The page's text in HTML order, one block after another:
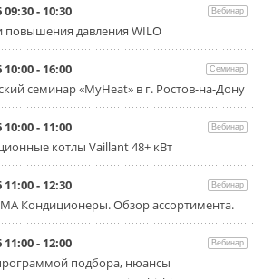
«РУСКЛИМАТ Fest 2026» в Уфе
собрал свыше 700 профи
климатической отрасли
Организатором выступил торгово-
производственный холдинг ...
3 АВГУСТА 2026
«Датарк» испытал модульный
ЦОД с плотностью 54 кВт на
стойку
Испытания прошли на собственной
производственной площадке и были ...
3 АВГУСТА 2026
Samsung выпускает VRF-
систему DVM на R32
Линейка включает семь типоразмеров
09:30 - 10:30 Вебинар
повышения давления WILO
10:00 - 16:00 Семинар
семинар «MyHeat» в г. Ростов-на-Дону
10:00 - 11:00 Вебинар
котлы Vaillant 48+ кВт
11:00 - 12:30 Вебинар
Кондиционеры. Обзор ассортимента.
11:00 - 12:00 Вебинар
подбора, нюансы